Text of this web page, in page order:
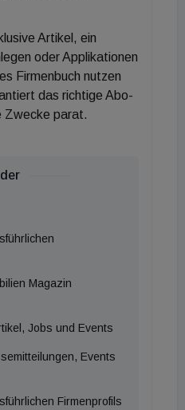
Artikel, ein
oder Applikationen
Firmenbuch nutzen
das richtige Abo-
Zwecke parat.
Magazin
Jobs und Events
Events
Firmenprofils